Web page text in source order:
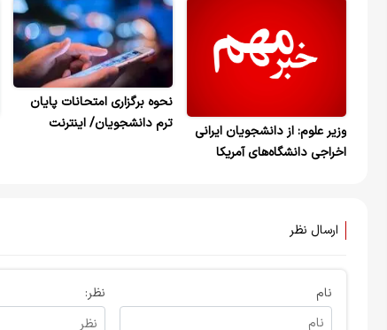
وزیر علوم: از دانشجویان ایرانی
اخراجی دانشگاه‌های آمریکا
نحوه برگزاری امتحانات پایان
ترم دانشجویان/ اینترنت
ارسال نظر
نام نظر: